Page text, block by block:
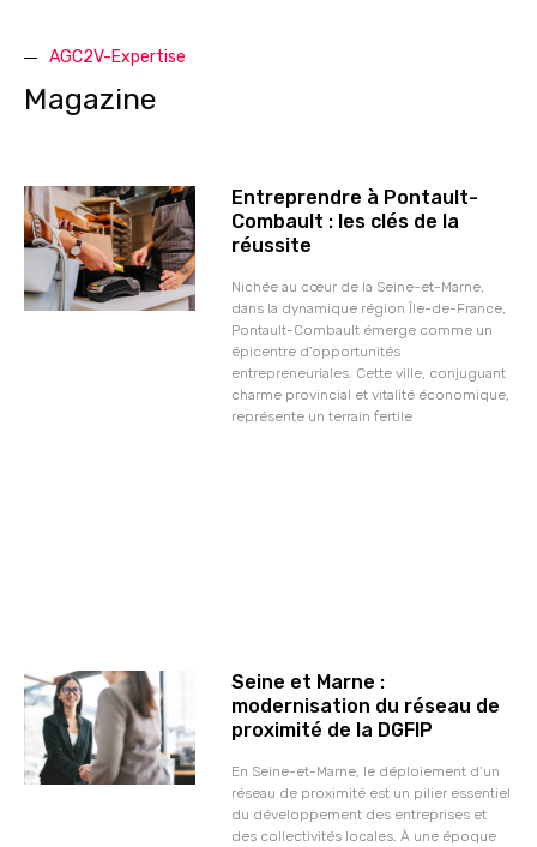
AGC2V-Expertise
Magazine
Entreprendre à Pontault-
Combault : les clés de la
réussite
Nichée au cœur de la Seine-et-Marne,
dans la dynamique région Île-de-France,
Pontault-Combault émerge comme un
épicentre d’opportunités
entrepreneuriales. Cette ville, conjuguant
charme provincial et vitalité économique,
représente un terrain fertile
Seine et Marne :
modernisation du réseau de
proximité de la DGFIP
En Seine-et-Marne, le déploiement d’un
réseau de proximité est un pilier essentiel
du développement des entreprises et
des collectivités locales. À une époque